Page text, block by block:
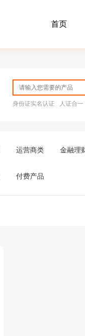
首页
身份证实名认证 人证合一
运营商类 金融理
付费产品